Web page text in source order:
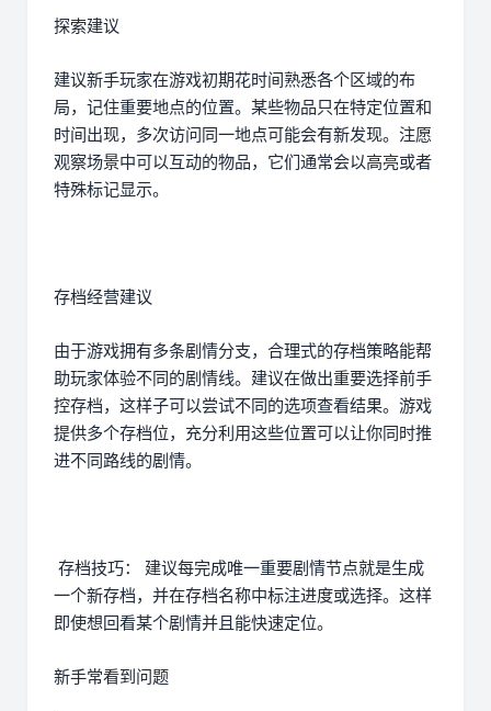
探索建议
建议新手玩家在游戏初期花时间熟悉各个区域的布
局，记住重要地点的位置。某些物品只在特定位置和
时间出现，多次访问同一地点可能会有新发现。注愿
观察场景中可以互动的物品，它们通常会以高亮或者
特殊标记显示。
存档经营建议
由于游戏拥有多条剧情分支，合理式的存档策略能帮
助玩家体验不同的剧情线。建议在做出重要选择前手
控存档，这样子可以尝试不同的选项查看结果。游戏
提供多个存档位，充分利用这些位置可以让你同时推
进不同路线的剧情。
存档技巧： 建议每完成唯一重要剧情节点就是生成
一个新存档，并在存档名称中标注进度或选择。这样
即使想回看某个剧情并且能快速定位。
新手常看到问题